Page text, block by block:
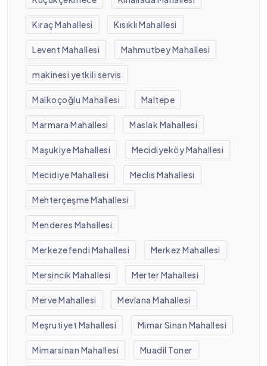
Kıraç Mahallesi Kısıklı Mahallesi
Levent Mahallesi Mahmutbey Mahallesi
makinesi yetkili servis
Malkoçoğlu Mahallesi Maltepe
Marmara Mahallesi Maslak Mahallesi
Maşukiye Mahallesi Mecidiyeköy Mahallesi
Mecidiye Mahallesi Meclis Mahallesi
Mehterçeşme Mahallesi
Menderes Mahallesi
Merkezefendi Mahallesi Merkez Mahallesi
Mersincik Mahallesi Merter Mahallesi
Merve Mahallesi Mevlana Mahallesi
Meşrutiyet Mahallesi Mimar Sinan Mahallesi
Mimarsinan Mahallesi Muadil Toner